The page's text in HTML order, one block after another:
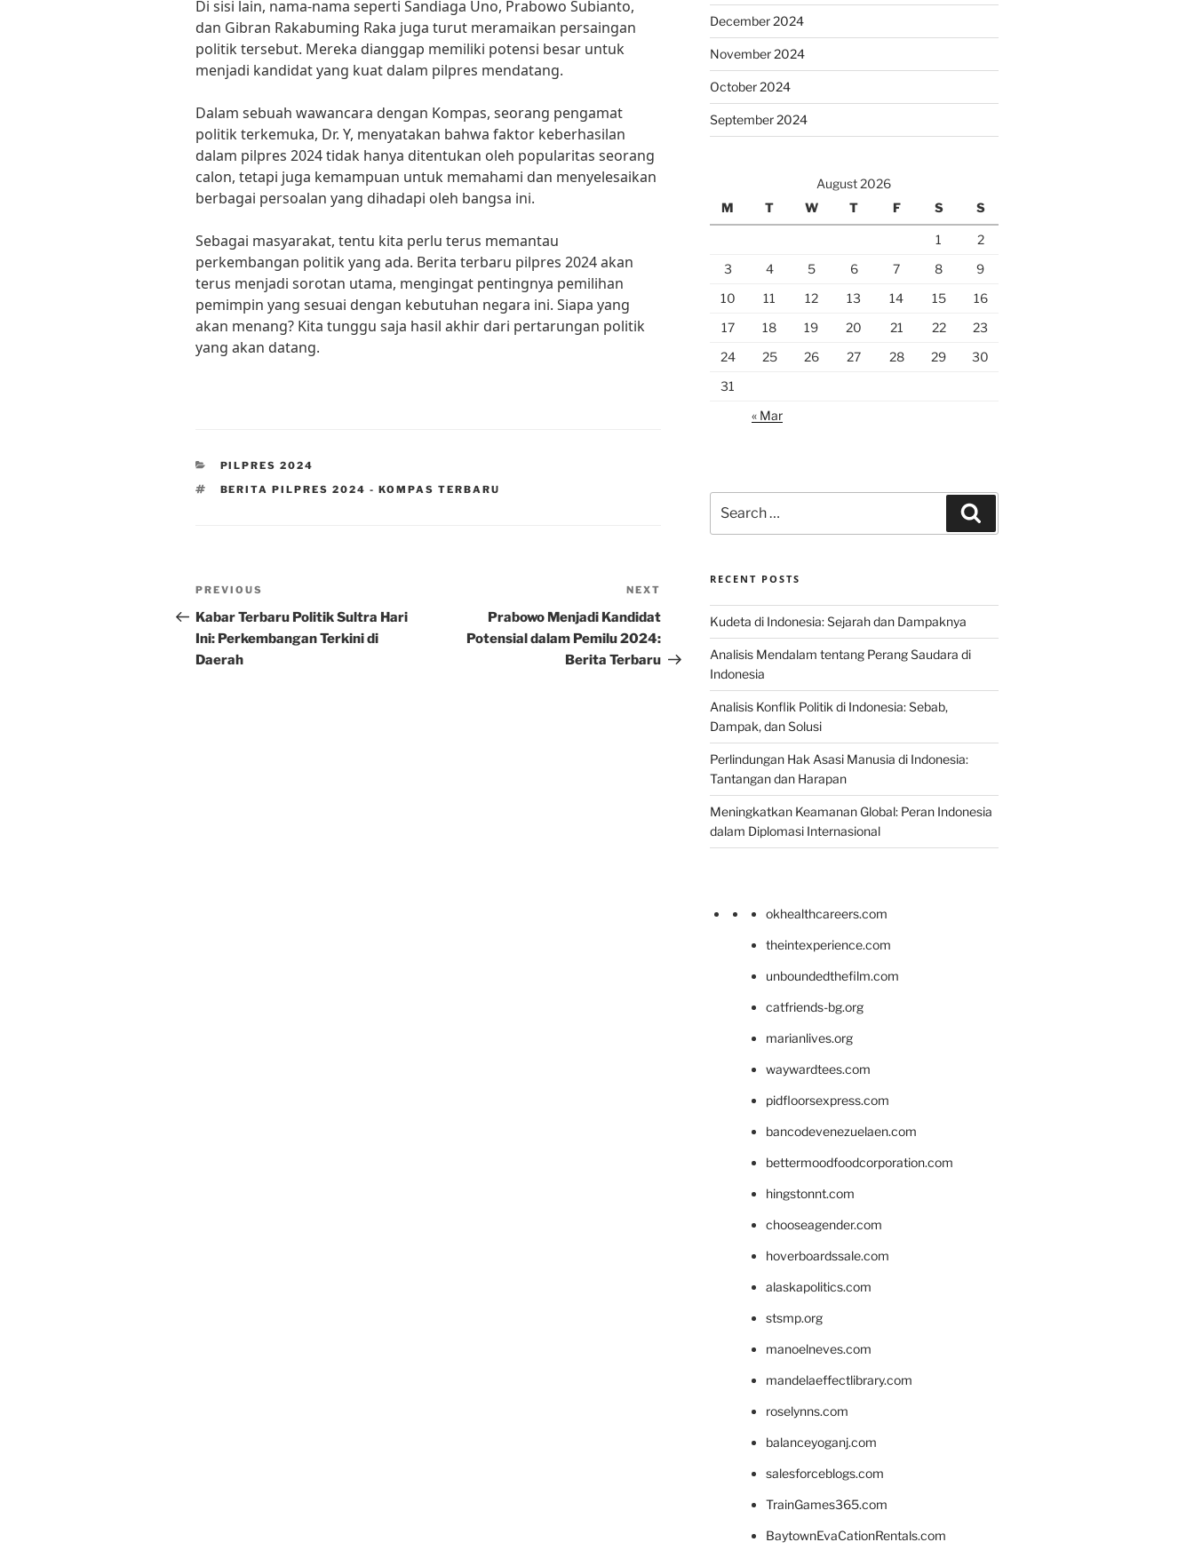
Di sisi lain, nama-nama seperti Sandiaga Uno, Prabowo Subianto,
dan Gibran Rakabuming Raka juga turut meramaikan persaingan
politik tersebut. Mereka dianggap memiliki potensi besar untuk
menjadi kandidat yang kuat dalam pilpres mendatang.
Dalam sebuah wawancara dengan Kompas, seorang pengamat
politik terkemuka, Dr. Y, menyatakan bahwa faktor keberhasilan
dalam pilpres 2024 tidak hanya ditentukan oleh popularitas seorang
calon, tetapi juga kemampuan untuk memahami dan menyelesaikan
berbagai persoalan yang dihadapi oleh bangsa ini.
Sebagai masyarakat, tentu kita perlu terus memantau
perkembangan politik yang ada. Berita terbaru pilpres 2024 akan
terus menjadi sorotan utama, mengingat pentingnya pemilihan
pemimpin yang sesuai dengan kebutuhan negara ini. Siapa yang
akan menang? Kita tunggu saja hasil akhir dari pertarungan politik
yang akan datang.
CATEGORIES
PILPRES 2024
TAGS
BERITA PILPRES 2024 - KOMPAS TERBARU
Post
navigation
Previous
Post
PREVIOUS
Kabar Terbaru Politik Sultra Hari
Ini: Perkembangan Terkini di
Daerah
Post
NEXT
Prabowo Menjadi Kandidat
Potensial dalam Pemilu 2024:
Berita Terbaru
December 2024
November 2024
October 2024
September 2024
August 2026
M
T W T F S S
1
2
3
4 5 6 7 8
9
10
11 12 13 14 15
16
17
18 19 20 21 22
23
24
25 26 27 28 29
30
31
« Mar
for:
RECENT POSTS
Kudeta di Indonesia: Sejarah dan Dampaknya
Analisis Mendalam tentang Perang Saudara di
Indonesia
Analisis Konflik Politik di Indonesia: Sebab,
Dampak, dan Solusi
Perlindungan Hak Asasi Manusia di Indonesia:
Tantangan dan Harapan
Meningkatkan Keamanan Global: Peran Indonesia
dalam Diplomasi Internasional
okhealthcareers.com
theintexperience.com
unboundedthefilm.com
catfriends-bg.org
marianlives.org
waywardtees.com
pidfloorsexpress.com
bancodevenezuelaen.com
bettermoodfoodcorporation.com
hingstonnt.com
chooseagender.com
hoverboardssale.com
alaskapolitics.com
stsmp.org
manoelneves.com
mandelaeffectlibrary.com
roselynns.com
balanceyoganj.com
salesforceblogs.com
TrainGames365.com
BaytownEvaCationRentals.com